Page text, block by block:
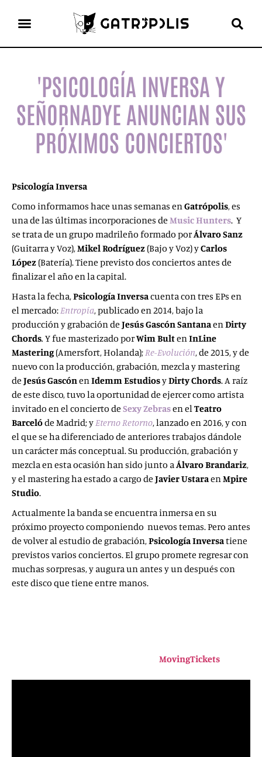
'PSICOLOGÍA INVERSA Y
SEÑORNADYE ANUNCIAN SUS
PRÓXIMOS CONCIERTOS'
Psicología Inversa
Como informamos hace unas semanas enGatrópolis, es
una de las últimas incorporaciones de Music Hunters. Y
se trata de un grupo madrileño formado porÁlvaro Sanz
(Guitarra y Voz),Mikel Rodríguez (Bajo y Voz) yCarlos
López (Batería). Tiene previsto dos conciertos antes de
finalizar el año en la capital.
Hasta la fecha,Psicología Inversacuenta con tres EPs en
el mercado:Entropía, publicado en 2014, bajo la
producción y grabación de Jesús Gascón SantanaenDirty
Chords. Y fue masterizado porWim BultenInLine
Mastering(Amersfort, Holanda);Re-Evolución, de 2015, y de
nuevo con la producción, grabación, mezcla y mastering
de Jesús GascónenIdemm EstudiosyDirty Chords. A raíz
de este disco, tuvo la oportunidad de ejercer como artista
invitado en el concierto de Sexy Zebrasen elTeatro
Barcelóde Madrid; yEterno Retorno, lanzado en 2016, y con
el que se ha diferenciado de anteriores trabajos dándole
un carácter más conceptual. Su producción, grabación y
mezcla en esta ocasión han sido junto aÁlvaro Brandariz,
y el mastering ha estado a cargo de Javier UstaraenMpire
Studio.
Actualmente la banda se encuentra inmersa en su
próximo proyecto componiendo nuevos temas. Pero antes
de volver al estudio de grabación,Psicología Inversatiene
previstos varios conciertos. El grupo promete regresar con
muchas sorpresas, y augura un antes y un después con
este disco que tiene entre manos.
MovingTickets